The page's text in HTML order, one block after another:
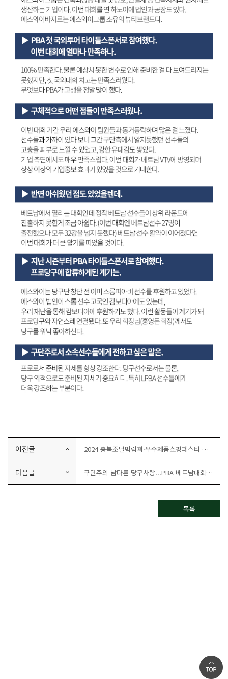
이전글 2024 충북조달박람회·우수제품쇼핑페스타 참가기업/9.에스와이스틸텍㈜
다음글 구단주의 남다른 당구사랑...PBA 베트남대회 성공 이끈 SY그룹
목록